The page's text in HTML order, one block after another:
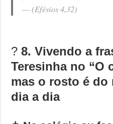
—(Efésios 4,32)
?8. Vivendo a
Teresinha no “O
mas o rosto é do
dia a dia